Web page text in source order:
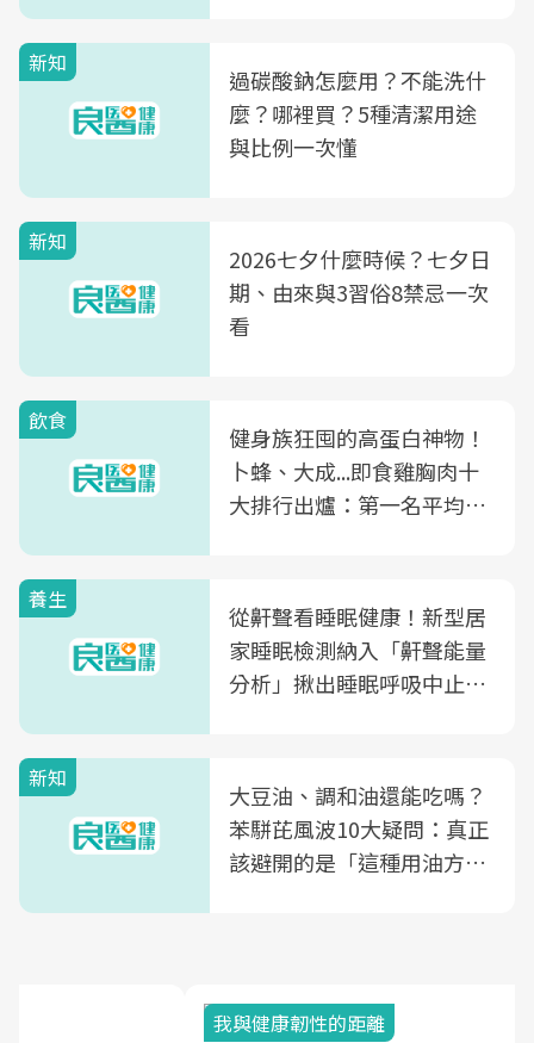
新知
過碳酸鈉怎麼用？不能洗什
麼？哪裡買？5種清潔用途
與比例一次懂
新知
2026七夕什麼時候？七夕日
期、由來與3習俗8禁忌一次
看
飲食
健身族狂囤的高蛋白神物！
卜蜂、大成...即食雞胸肉十
大排行出爐：第一名平均一
養生
從鼾聲看睡眠健康！新型居
家睡眠檢測納入「鼾聲能量
分析」揪出睡眠呼吸中止症
新知
大豆油、調和油還能吃嗎？
苯駢芘風波10大疑問：真正
該避開的是「這種用油方
我與健康韌性的距離